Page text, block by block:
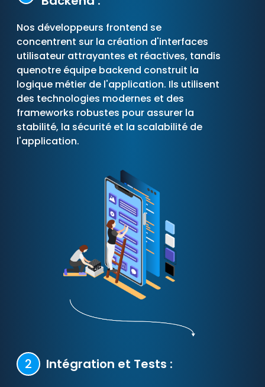
Nos développeurs frontend se
concentrent sur la création d'interfaces
utilisateur attrayantes et réactives, tandis
quenotre équipe backend construit la
logique métier de l'application. Ils utilisent
des technologies modernes et des
frameworks robustes pour assurer la
stabilité, la sécurité et la scalabilité de
l'application.
2 Intégration et Tests :